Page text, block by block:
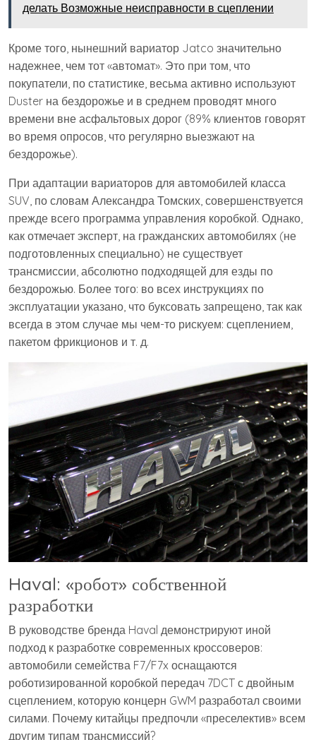
делать Возможные неисправности в сцеплении
Кроме того, нынешний вариатор Jatco значительно
надежнее, чем тот «автомат». Это при том, что
покупатели, по статистике, весьма активно используют
Duster на бездорожье и в среднем проводят много
времени вне асфальтовых дорог (89% клиентов говорят
во время опросов, что регулярно выезжают на
бездорожье).
При адаптации вариаторов для автомобилей класса
SUV, по словам Александра Томских, совершенствуется
прежде всего программа управления коробкой. Однако,
как отмечает эксперт, на гражданских автомобилях (не
подготовленных специально) не существует
трансмиссии, абсолютно подходящей для езды по
бездорожью. Более того: во всех инструкциях по
эксплуатации указано, что буксовать запрещено, так как
всегда в этом случае мы чем-то рискуем: сцеплением,
пакетом фрикционов и т. д.
Haval: «робот» собственной
разработки
В руководстве бренда Haval демонстрируют иной
подход к разработке современных кроссоверов:
автомобили семейства F7/F7x оснащаются
роботизированной коробкой передач 7DCT с двойным
сцеплением, которую концерн GWM разработал своими
силами. Почему китайцы предпочли «преселектив» всем
другим типам трансмиссий?